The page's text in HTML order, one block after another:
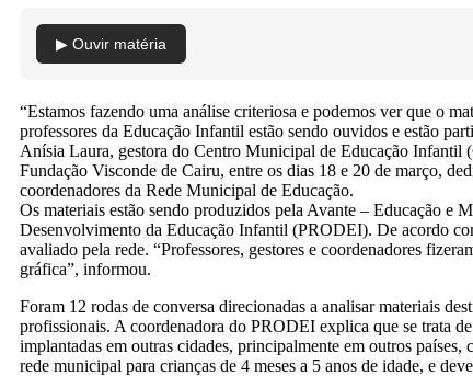
▶ Ouvir matéria
“Estamos fazendo uma análise criteriosa e podemos ver que o
professores da Educação Infantil estão sendo ouvidos e estão
Anísia Laura, gestora do Centro Municipal de Educação Infantil
Fundação Visconde de Cairu, entre os dias 18 e 20 de março,
coordenadores da Rede Municipal de Educação.
Os materiais estão sendo produzidos pela Avante – Educação
Desenvolvimento da Educação Infantil (PRODEI). De acordo
avaliado pela rede. “Professores, gestores e coordenadores
gráfica”, informou.
Foram 12 rodas de conversa direcionadas a analisar materiais
profissionais. A coordenadora do PRODEI explica que se trata
implantadas em outras cidades, principalmente em outros
rede municipal para crianças de 4 meses a 5 anos de idade, e